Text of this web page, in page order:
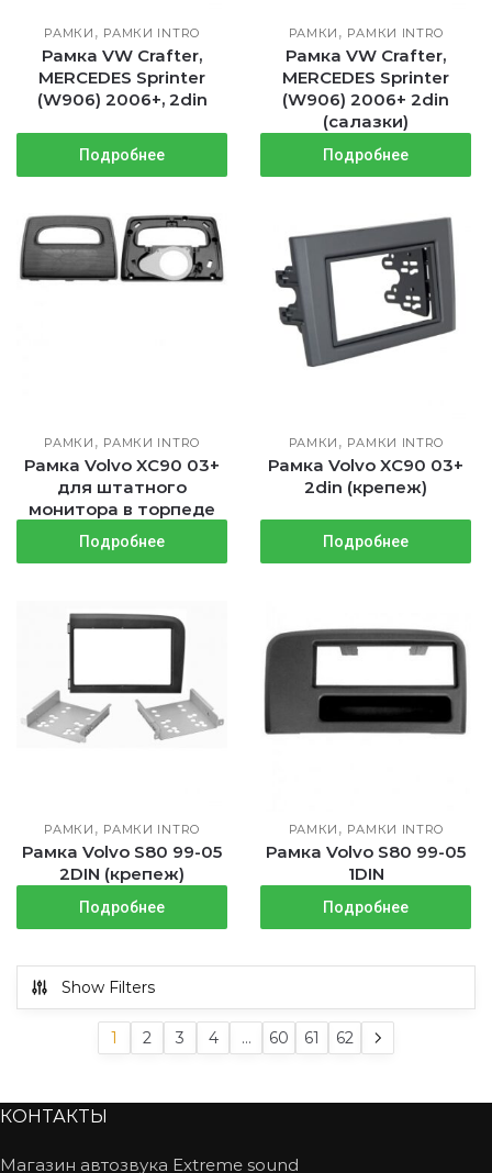
РАМКИ , РАМКИ INTRO
Рамка VW Crafter,
MERCEDES Sprinter
(W906) 2006+, 2din
Подробнее
РАМКИ , РАМКИ INTRO
Рамка VW Crafter,
MERCEDES Sprinter
(W906) 2006+ 2din
(салазки)
Подробнее
РАМКИ , РАМКИ INTRO
Рамка Volvo XC90 03+
для штатного
монитора в торпеде
Подробнее
РАМКИ , РАМКИ INTRO
Рамка Volvo XC90 03+
2din (крепеж)
Подробнее
РАМКИ , РАМКИ INTRO
Рамка Volvo S80 99-05
2DIN (крепеж)
Подробнее
РАМКИ , РАМКИ INTRO
Рамка Volvo S80 99-05
1DIN
Подробнее
Show Filters
1 2 3 4 … 60 61 62
КОНТАКТЫ
Магазин автозвука Extreme sound